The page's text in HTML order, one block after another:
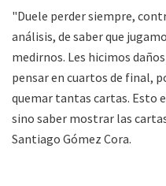
"Duele perder siempre,
análisis, de saber que
medirnos. Les hicimos
pensar en cuartos de final,
quemar tantas cartas. Esto
sino saber mostrar las
Santiago Gómez Cora.